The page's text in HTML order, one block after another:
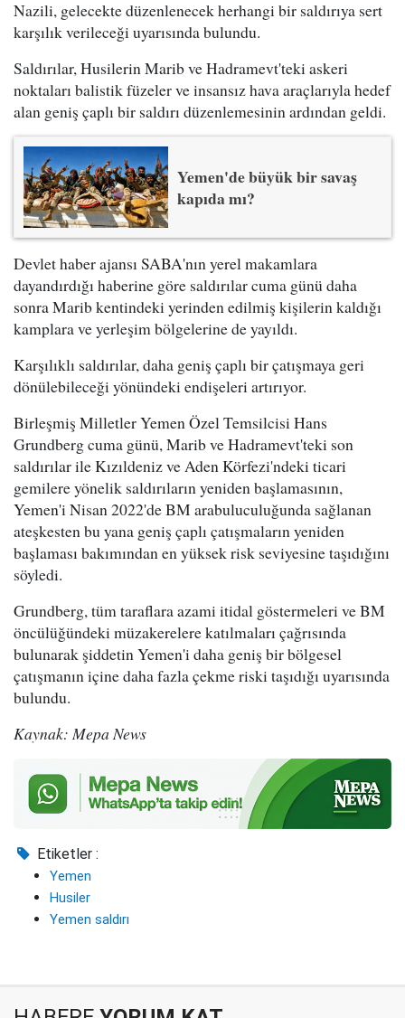
Nazili, gelecekte düzenlenecek herhangi bir saldırıya sert
karşılık verileceği uyarısında bulundu.
Saldırılar, Husilerin Marib ve Hadramevt'teki askeri
noktaları balistik füzeler ve insansız hava araçlarıyla hedef
alan geniş çaplı bir saldırı düzenlemesinin ardından geldi.
Yemen'de büyük bir savaş
kapıda mı?
Devlet haber ajansı SABA'nın yerel makamlara
dayandırdığı haberine göre saldırılar cuma günü daha
sonra Marib kentindeki yerinden edilmiş kişilerin kaldığı
kamplara ve yerleşim bölgelerine de yayıldı.
Karşılıklı saldırılar, daha geniş çaplı bir çatışmaya geri
dönülebileceği yönündeki endişeleri artırıyor.
Birleşmiş Milletler Yemen Özel Temsilcisi Hans
Grundberg cuma günü, Marib ve Hadramevt'teki son
saldırılar ile Kızıldeniz ve Aden Körfezi'ndeki ticari
gemilere yönelik saldırıların yeniden başlamasının,
Yemen'i Nisan 2022'de BM arabuluculuğunda sağlanan
ateşkesten bu yana geniş çaplı çatışmaların yeniden
başlaması bakımından en yüksek risk seviyesine taşıdığını
söyledi.
Grundberg, tüm taraflara azami itidal göstermeleri ve BM
öncülüğündeki müzakerelere katılmaları çağrısında
bulunarak şiddetin Yemen'i daha geniş bir bölgesel
çatışmanın içine daha fazla çekme riski taşıdığı uyarısında
bulundu.
Kaynak: Mepa News
Etiketler :
Yemen
Husiler
Yemen saldırı